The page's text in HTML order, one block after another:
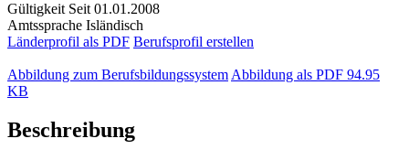
Gültigkeit Seit 01.01.2008
Amtssprache Isländisch
Länderprofil als PDF Berufsprofil erstellen
Abbildung zum Berufsbildungssystem Abbildung als PDF 94.95
KB
Beschreibung